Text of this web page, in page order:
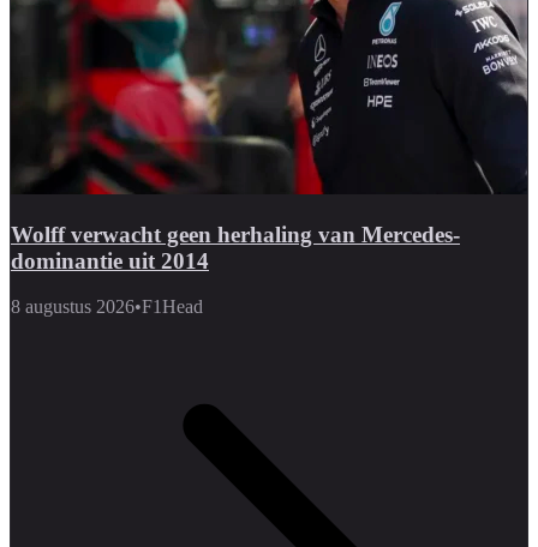
Wolff verwacht geen herhaling van Mercedes-
dominantie uit 2014
8 augustus 2026•F1Head